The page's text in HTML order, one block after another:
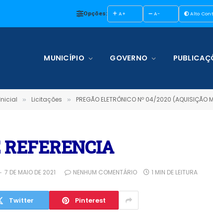
Opções: A+ A- Alto
MUNICÍPIO GOVERNO
» Licitações » PREGÃO ELETRÔNICO Nº 04/2020 (AQUISIÇÃO
7 DE MAIO DE 2021 NENHUM COMENTÁRIO 1 MIN DE LEITURA
Twitter Pinterest